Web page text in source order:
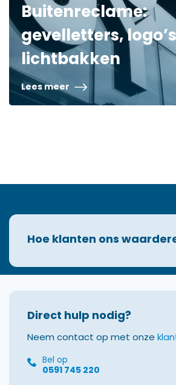
Buitenreclame:
gevelletters,
lichtbakken
Lees meer
Hoe klanten ons
Direct hulp nodig?
Neem contact op met onze
Bel op
0591 745 220